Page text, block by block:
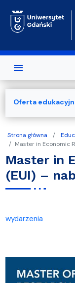
Strona główna
Master in Economic
Master in
(EUI) –
wydarzenia
Oferta